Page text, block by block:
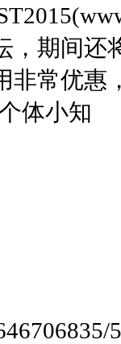
，期间还
非常优惠
体小知